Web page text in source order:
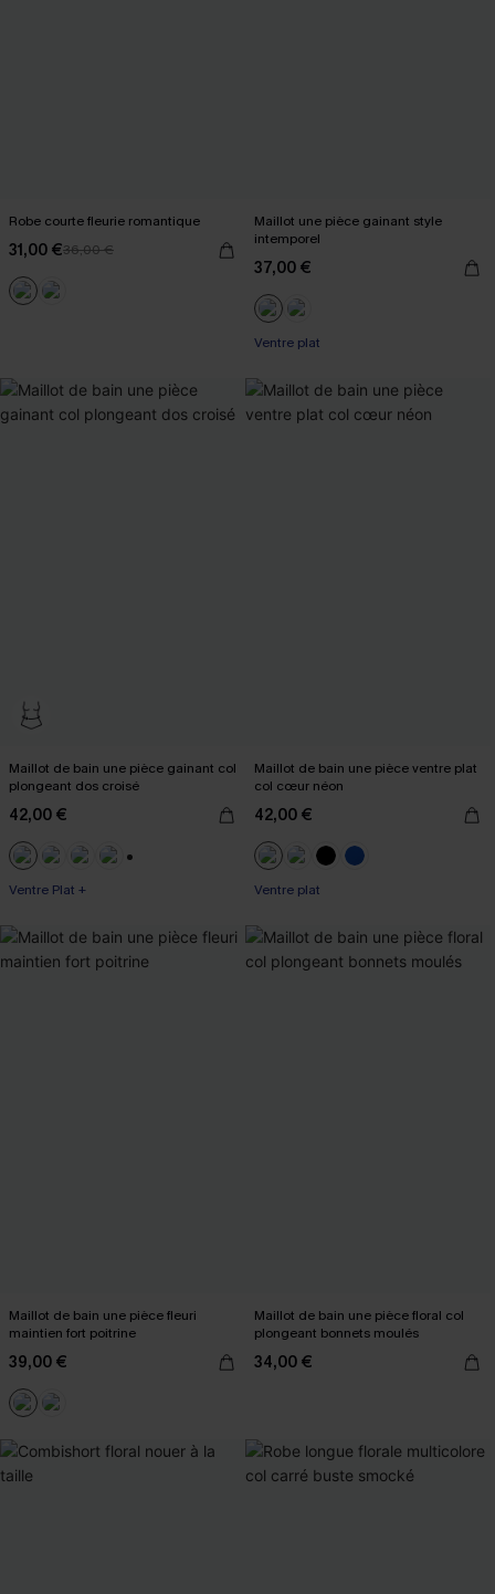
Robe courte fleurie romantique
31,00 €36,00 €
Maillot une pièce gainant style
intemporel
37,00 €
Ventre plat
Maillot de bain une pièce gainant col
plongeant dos croisé
42,00 €
Ventre Plat +
Maillot de bain une pièce ventre plat
col cœur néon
42,00 €
Ventre plat
Maillot de bain une pièce fleuri
maintien fort poitrine
39,00 €
Maillot de bain une pièce floral col
plongeant bonnets moulés
34,00 €